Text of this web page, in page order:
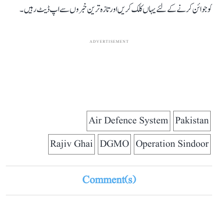
کو جوائن کرنے کے لئے یہاں کلک کریں اور تازہ ترین خبروں سے اپ ڈیٹ رہیں۔
ADVERTISEMENT
Pakistan
Air Defence System
Operation Sindoor
DGMO
Rajiv Ghai
Comment(s)